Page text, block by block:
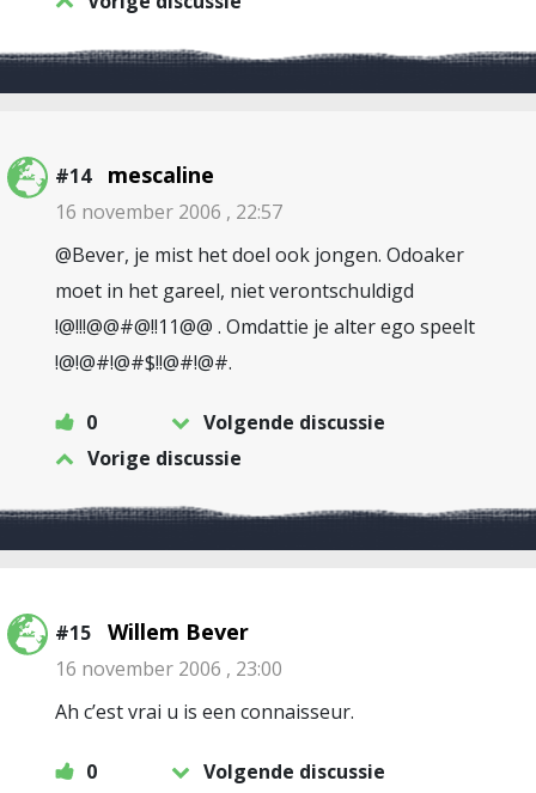
#14 mescaline
16 november 2006 , 22:57
@Bever, je mist het doel ook jongen. Odoaker
moet in het gareel, niet verontschuldigd
!@!!!@@#@!!11@@ . Omdattie je alter ego speelt
!@!@#!@#$!!@#!@#.
0
Volgende discussie
Vorige discussie
#15 Willem Bever
16 november 2006 , 23:00
Ah c’est vrai u is een connaisseur.
0
Volgende discussie